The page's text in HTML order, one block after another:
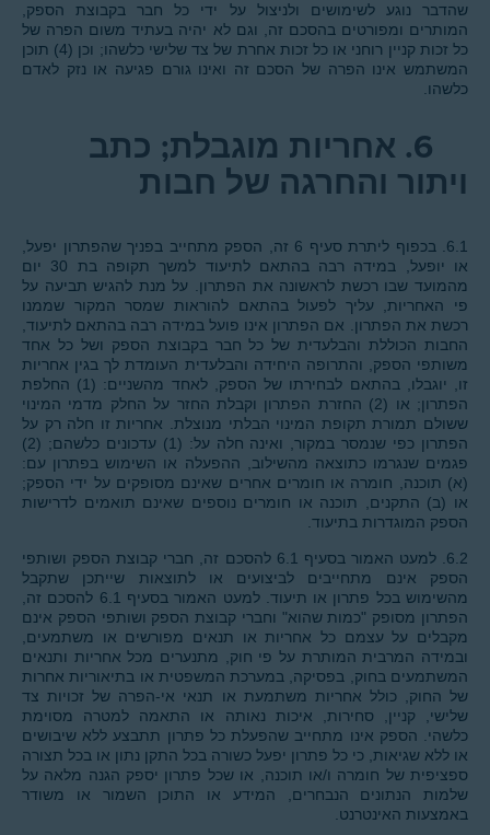
שהדבר נוגע לשימושים ולניצול על ידי כל חבר בקבוצת הספק,
המותרים ומפורטים בהסכם זה, וגם לא יהיה בעתיד משום הפרה של
כל זכות קניין רוחני או כל זכות אחרת של צד שלישי כלשהו; וכן (4) תוכן
המשתמש אינו הפרה של הסכם זה ואינו גורם פגיעה או נזק לאדם
כלשהו.
6. אחריות מוגבלת; כתב
ויתור והחרגה של חבות
6.1. בכפוף ליתרת סעיף 6 זה, הספק מתחייב בפניך שהפתרון יפעל,
או יופעל, במידה רבה בהתאם לתיעוד למשך תקופה בת 30 יום
מהמועד שבו רכשת לראשונה את הפתרון. על מנת להגיש תביעה על
פי האחריות, עליך לפעול בהתאם להוראות שמסר המקור שממנו
רכשת את הפתרון. אם הפתרון אינו פועל במידה רבה בהתאם לתיעוד,
החבות הכוללת והבלעדית של כל חבר בקבוצת הספק ושל כל אחד
משותפי הספק, והתרופה היחידה והבלעדית העומדת לך בגין אחריות
זו, יוגבלו, בהתאם לבחירתו של הספק, לאחד מהשניים: (1) החלפת
הפתרון; או (2) החזרת הפתרון וקבלת החזר על החלק מדמי המינוי
ששולם תמורת תקופת המינוי הבלתי מנוצלת. אחריות זו חלה רק על
הפתרון כפי שנמסר במקור, ואינה חלה על: (1) עדכונים כלשהם; (2)
פגמים שנגרמו כתוצאה מהשילוב, ההפעלה או השימוש בפתרון עם:
(א) תוכנה, חומרה או חומרים אחרים שאינם מסופקים על ידי הספק;
או (ב) התקנים, תוכנה או חומרים נוספים שאינם תואמים לדרישות
הספק המוגדרות בתיעוד.
6.2. למעט האמור בסעיף 6.1 להסכם זה, חברי קבוצת הספק ושותפי
הספק אינם מתחייבים לביצועים או לתוצאות שייתכן שתקבל
מהשימוש בכל פתרון או תיעוד. למעט האמור בסעיף 6.1 להסכם זה,
הפתרון מסופק "כמות שהוא" וחברי קבוצת הספק ושותפי הספק אינם
מקבלים על עצמם כל אחריות או תנאים מפורשים או משתמעים,
ובמידה המרבית המותרת על פי חוק, מתנערים מכל אחריות ותנאים
המשתמעים בחוק, בפסיקה, במערכת המשפטית או בתיאוריות אחרות
של החוק, כולל אחריות משתמעת או תנאי אי-הפרה של זכויות צד
שלישי, קניין, סחירות, איכות נאותה או התאמה למטרה מסוימת
כלשהי. הספק אינו מתחייב שהפעלת כל פתרון תתבצע ללא שיבושים
או ללא שגיאות, כי כל פתרון יפעל כשורה בכל התקן נתון או בכל תצורה
ספציפית של חומרה ו/או תוכנה, או שכל פתרון יספק הגנה מלאה על
שלמות הנתונים הנבחרים, המידע או התוכן השמור או משודר
באמצעות האינטרנט.